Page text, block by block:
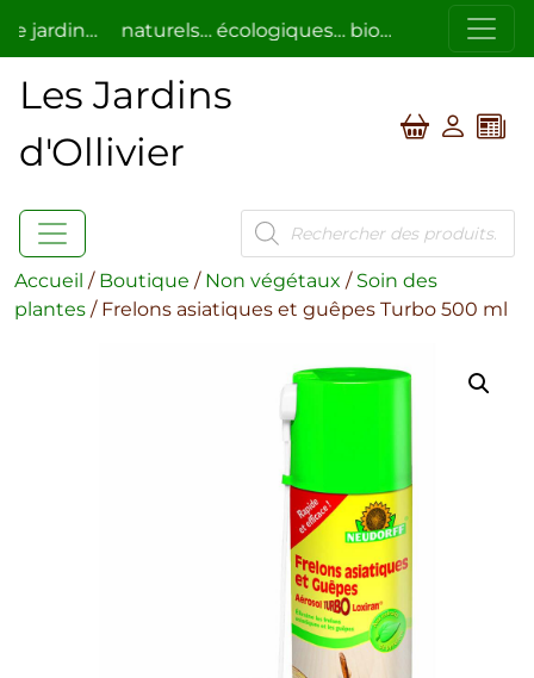
naturels… écologiques… bio… respectueux
Les Jardins
d'Ollivier
Recherche
de
produits
Accueil / Boutique / Non végétaux / Soin des
plantes / Frelons asiatiques et guêpes Turbo 500 ml